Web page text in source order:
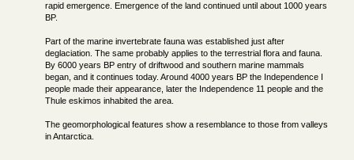
rapid emergence. Emergence of the land continued until about 1000 years
BP.
Part of the marine invertebrate fauna was established just after
deglaciation. The same probably applies to the terrestrial flora and fauna.
By 6000 years BP entry of driftwood and southern marine mammals
began, and it continues today. Around 4000 years BP the Independence I
people made their appearance, later the Independence 11 people and the
Thule eskimos inhabited the area.
The geomorphological features show a resemblance to those from valleys
in Antarctica.